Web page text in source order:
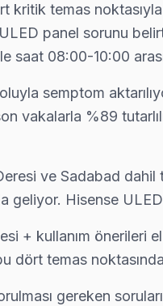
yerinde servis sunulmaktadır.
temas
panel sorunu
08:00-10:00
semptom
vakalarla %89
ve Sadabad
geliyor. Hisense
+ kullanım önerileri
dört temas
gereken